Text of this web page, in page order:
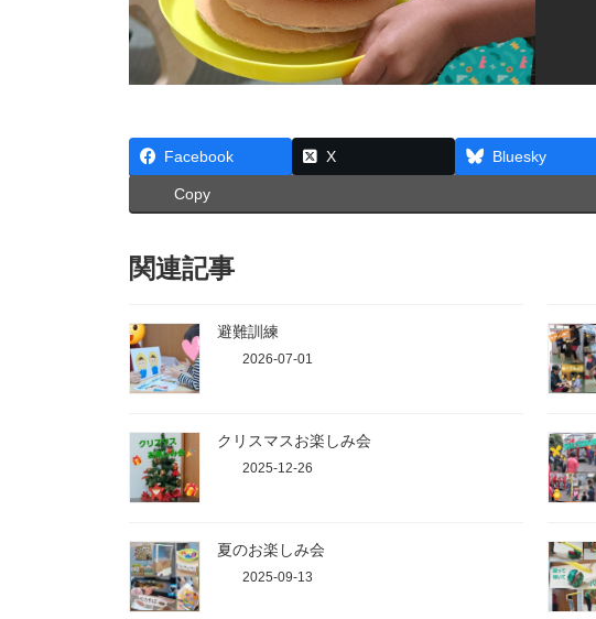
Facebook X Bluesky
Copy
関連記事
避難訓練
2026-07-01
クリスマスお楽しみ会
2025-12-26
夏のお楽しみ会
2025-09-13